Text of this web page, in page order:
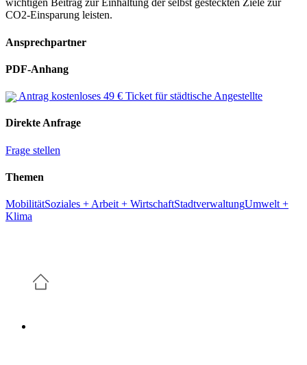
wichtigen Beitrag zur Einhaltung der selbst gesteckten Ziele zur
CO2-Einsparung leisten.
Ansprechpartner
PDF-Anhang
Antrag kostenloses 49 € Ticket für städtische Angestellte
Direkte Anfrage
Frage stellen
Themen
MobilitätSoziales + Arbeit + WirtschaftStadtverwaltungUmwelt +
Klima